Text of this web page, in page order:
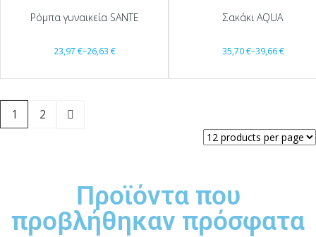
Ρόμπα γυναικεία SANTE
23,97 €–26,63 €
Σακάκι AQUA
35,70€–39,66€
1 2
Προϊόντα που
προβλήθηκαν πρόσφατα